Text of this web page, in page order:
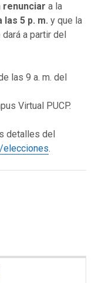
renunciar a la
las 5 p. m. y que la
a partir del
las 9 a. m. del
Virtual PUCP.
detalles del
elecciones.